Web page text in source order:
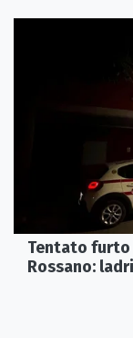
Tentato
Rossano: